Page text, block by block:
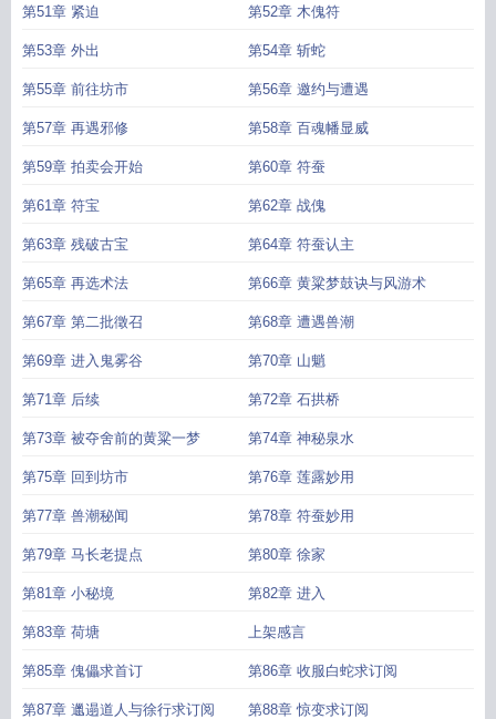
第51章 紧迫 第52章 木傀符
第53章 外出 第54章 斩蛇
第55章 前往坊市 第56章 邀约与遭遇
第57章 再遇邪修 第58章 百魂幡显威
第59章 拍卖会开始 第60章 符蚕
第61章 符宝 第62章 战傀
第63章 残破古宝 第64章 符蚕认主
第65章 再选术法 第66章 黄粱梦鼓诀与风游术
第67章 第二批徵召 第68章 遭遇兽潮
第69章 进入鬼雾谷 第70章 山魈
第71章 后续 第72章 石拱桥
第73章 被夺舍前的黄粱一梦 第74章 神秘泉水
第75章 回到坊市 第76章 莲露妙用
第77章 兽潮秘闻 第78章 符蚕妙用
第79章 马长老提点 第80章 徐家
第81章 小秘境 第82章 进入
第83章 荷塘 上架感言
第85章 傀儡求首订 第86章 收服白蛇求订阅
第87章 邋遢道人与徐行求订阅 第88章 惊变求订阅